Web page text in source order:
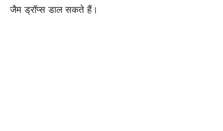
जैम ड्रॉप्स डाल सकते हैं।